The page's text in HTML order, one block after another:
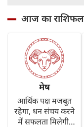
आज का राशिफल
मेष
आर्थिक पक्ष मजबूत
रहेगा, धन संचय करने
में सफलता मिलेगी।